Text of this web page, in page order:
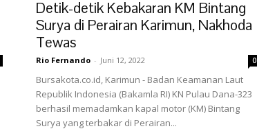
Detik-detik Kebakaran KM Bintang
Surya di Perairan Karimun, Nakhoda
Tewas
Rio Fernando - Juni 12, 2022 0
Bursakota.co.id, Karimun - Badan Keamanan Laut
Republik Indonesia (Bakamla RI) KN Pulau Dana-323
berhasil memadamkan kapal motor (KM) Bintang
Surya yang terbakar di Perairan...